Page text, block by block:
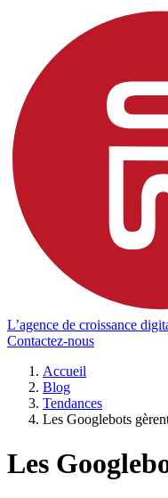
L’agence de croissance
Contactez-nous
Accueil
Blog
Tendances
Les Googlebots
Les